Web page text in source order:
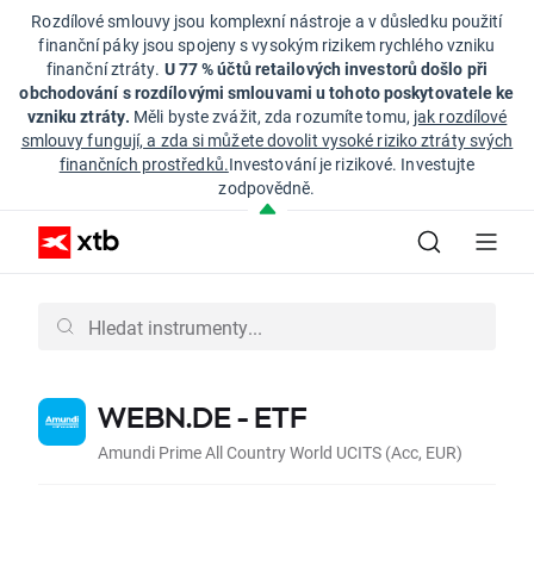
Rozdílové smlouvy jsou komplexní nástroje a v důsledku použití
finanční páky jsou spojeny s vysokým rizikem rychlého vzniku
finanční ztráty. U 77 % účtů retailových investorů došlo při
obchodování s rozdílovými smlouvami u tohoto poskytovatele ke
vzniku ztráty. Měli byste zvážit, zda rozumíte tomu, jak rozdílové
smlouvy fungují, a zda si můžete dovolit vysoké riziko ztráty svých
finančních prostředků.Investování je rizikové. Investujte
zodpovědně.
WEBN.DE - ETF
Amundi Prime All Country World UCITS (Acc, EUR)